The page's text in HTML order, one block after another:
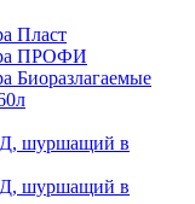
Пласт
ПРОФИ
Биоразлагаемые
шуршащий в
шуршащий в